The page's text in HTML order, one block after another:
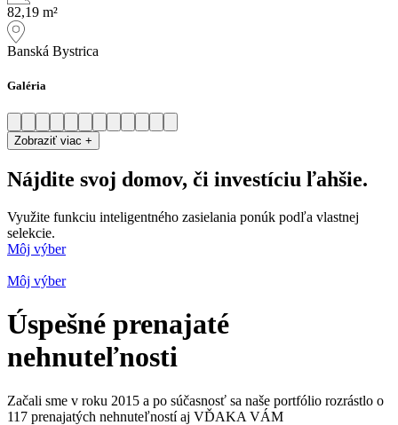
82,19 m²
Banská Bystrica
Galéria
Zobraziť viac +
Nájdite svoj domov, či investíciu ľahšie.
Využite funkciu inteligentného zasielania ponúk podľa vlastnej
selekcie.
Môj výber
Môj výber
Úspešné prenajaté
nehnuteľnosti
Začali sme v roku 2015 a po súčasnosť sa naše portfólio rozrástlo o
117 prenajatých nehnuteľností aj VĎAKA VÁM